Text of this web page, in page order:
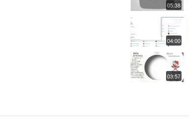
05:38
04:00
03:57